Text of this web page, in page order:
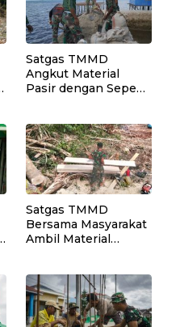
Satgas TMMD
Angkut Material
Pasir dengan Sepeda
Beton Jalan
Satgas TMMD
Bersama Masyarakat
Ambil Material